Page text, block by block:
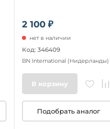
2 100 ₽
нет в наличии
Код: 346409
BN International (Нидерланды)
В корзину
Подобрать аналог